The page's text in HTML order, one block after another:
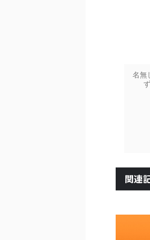
名無
ず
関連